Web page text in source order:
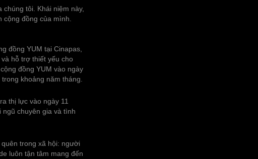
tôi. Khái niệm này,
đồng của mình.
đồng YUM tại Cinapas,
hỗ trợ thiết yếu cho
đồng YUM vào ngày
khoảng năm tháng.
thị lực vào ngày 11
chuyên gia và tình
trong xã hội: người
luôn tận tâm mang đến